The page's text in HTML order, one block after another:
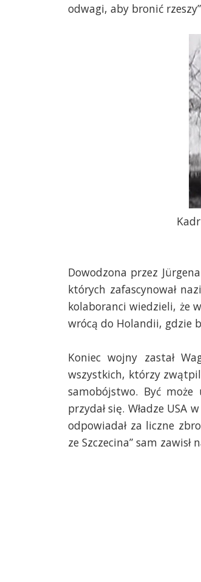
odwagi, aby bronić
Dowodzona przez
których zafascynował
kolaboranci wiedzieli, że
wrócą do Holandii, gdzie
Koniec wojny zastał
wszystkich, którzy
samobójstwo. Być
przydał się. Władze USA
odpowiadał za liczne
ze Szczecina” sam